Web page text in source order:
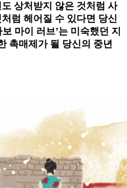
상처받지 않은 것처럼 사
럼 헤어질 수 있다면 당신
마이 러브’는 미숙했던 지
촉매제가 될 당신의 중년